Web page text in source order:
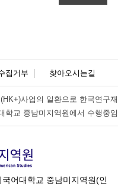
집거부 찾아오시는길
사업의 일환으로 한국연구재
학교 중남미지역원에서 수행중임
어대학교 중남미지역원(인